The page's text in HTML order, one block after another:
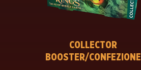
COLLECTOR
BOOSTER/CONFEZIONE